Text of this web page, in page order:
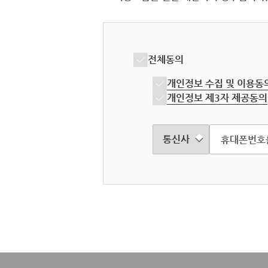
전체동의
개인정보 수집 및 이용동
개인정보 제3자 제공동의